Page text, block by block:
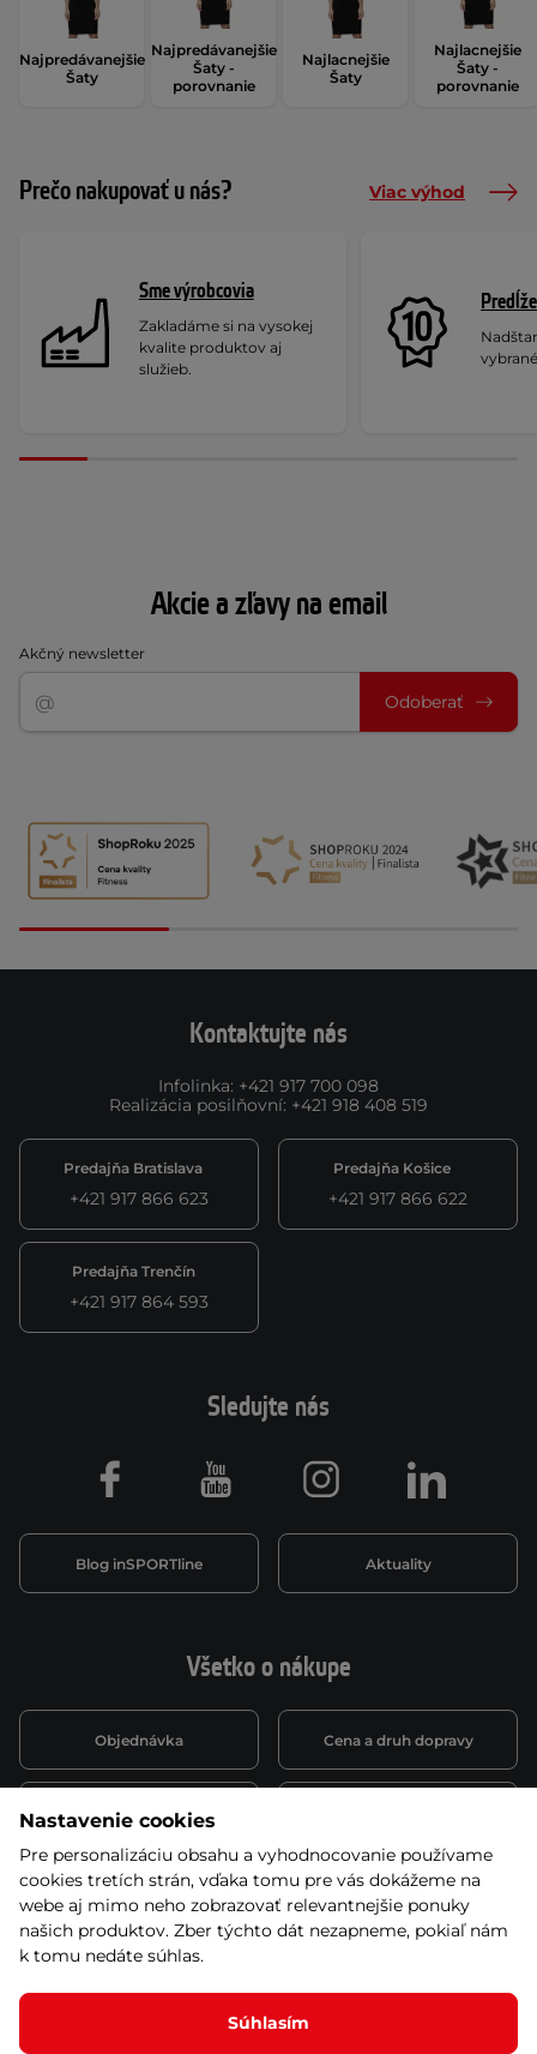
Najpredávanejšie
Šaty
Najpredávanejšie
Šaty -
porovnanie
Najlacnejšie
Šaty
Najlacnejšie
Šaty -
porovnanie
Prečo nakupovať u nás? Viac výhod
Sme výrobcovia
Zakladáme si na vysokej
kvalite produktov aj
služieb.
Akcie a zľavy na email
Akčný newsletter
Odoberať
Kontaktujte nás
Infolinka: +421 917 700 098
Realizácia posilňovní: +421 918 408 519
Predajňa Bratislava
+421 917 866 623
Predajňa Košice
+421 917 866 622
Predajňa Trenčín
+421 917 864 593
Všetko o nákupe
Objednávka Cena a druh dopravy
Spôsob platby
Montáž a servis Reklamácie a záruka
Kariéra
Sledujte nás
Blog inSPORTline Aktuality
Facebook Youtube Instagram LinkedIn
Nastavenie cookies
Pre personalizáciu obsahu a vyhodnocovanie používame
cookies tretích strán, vďaka tomu pre vás dokážeme na
webe aj mimo neho zobrazovať relevantnejšie ponuky
našich produktov. Zber týchto dát nezapneme, pokiaľ nám
k tomu nedáte súhlas.
Súhlasím